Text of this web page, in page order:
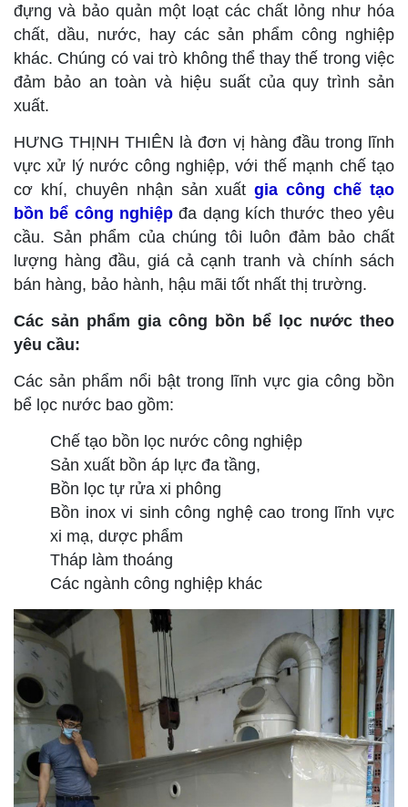
đựng và bảo quản một loạt các chất lỏng như hóa
chất, dầu, nước, hay các sản phẩm công nghiệp
khác. Chúng có vai trò không thể thay thế trong việc
đảm bảo an toàn và hiệu suất của quy trình sản
xuất.
HƯNG THỊNH THIÊN là đơn vị hàng đầu trong lĩnh
vực xử lý nước công nghiệp, với thế mạnh chế tạo
cơ khí, chuyên nhận sản xuấtgia công chế tạo
bồn bể công nghiệp đa dạng kích thước theo yêu
cầu. Sản phẩm của chúng tôi luôn đảm bảo chất
lượng hàng đầu, giá cả cạnh tranh và chính sách
bán hàng, bảo hành, hậu mãi tốt nhất thị trường.
Các sản phẩm gia công bồn bể lọc nước theo
yêu cầu:
Các sản phẩm nổi bật trong lĩnh vực gia công bồn
bể lọc nước bao gồm:
Chế tạo bồn lọc nước công nghiệp
Sản xuất bồn áp lực đa tầng,
Bồn lọc tự rửa xi phông
Bồn inox vi sinh công nghệ cao trong lĩnh vực
xi mạ, dược phẩm
Tháp làm thoáng
Các ngành công nghiệp khác